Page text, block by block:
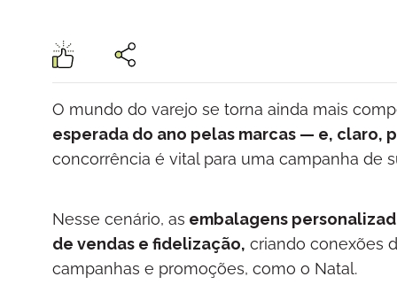
O mundo do varejo se torna ainda mais
esperada do ano pelas marcas — e, claro,
concorrência é vital para uma campanha de
Nesse cenário, as embalagens
de vendas e fidelização, criando conexões
campanhas e promoções, como o Natal.